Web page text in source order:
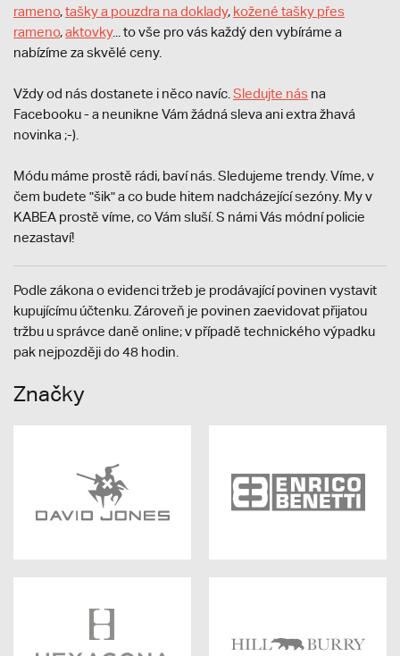
rameno,tašky a pouzdra na doklady, kožené tašky přes
rameno,aktovky... to vše pro vás každý den vybíráme a
nabízíme za skvělé ceny.
Vždy od nás dostanete i něco navíc. Sledujte nás na
Facebooku - a neunikne Vám žádná sleva ani extra žhavá
novinka ;-).
Módu máme prostě rádi, baví nás. Sledujeme trendy. Víme, v
čem budete "šik" a co bude hitem nadcházející sezóny. My v
KABEA prostě víme, co Vám sluší. S námi Vás módní policie
nezastaví!
Podle zákona o evidenci tržeb je prodávající povinen vystavit
kupujícímu účtenku. Zároveň je povinen zaevidovat přijatou
tržbu u správce daně online; v případě technického výpadku
pak nejpozději do 48 hodin.
Značky